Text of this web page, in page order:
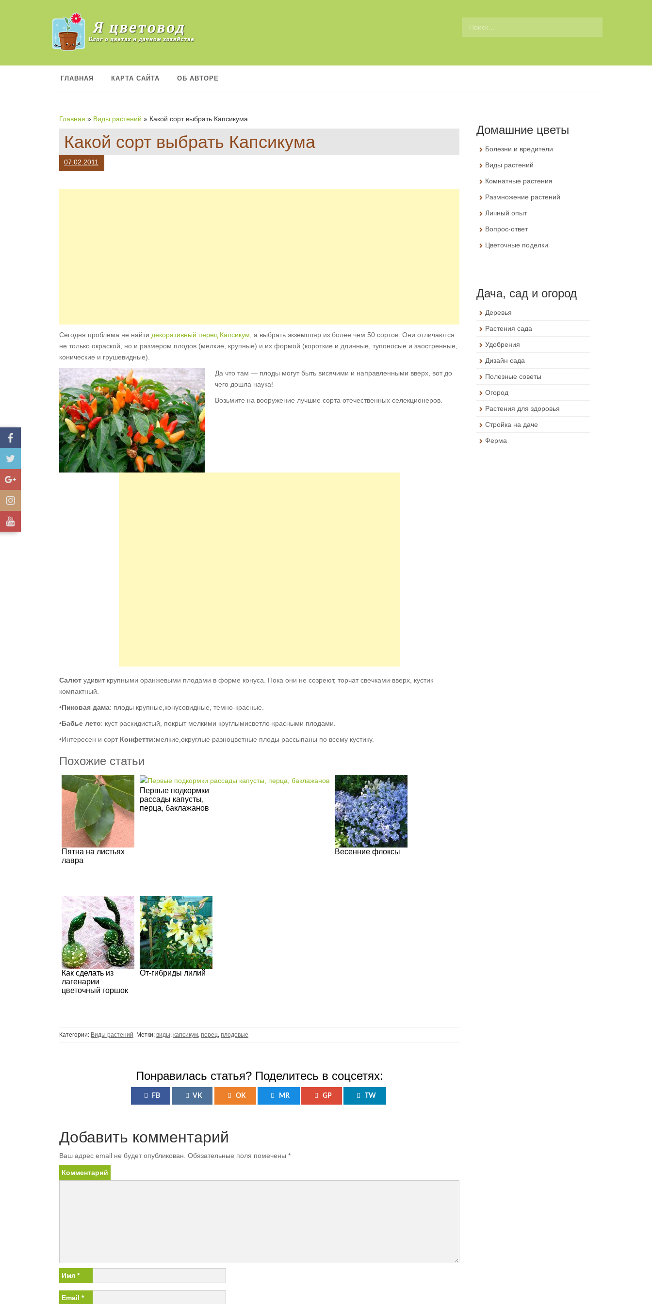
ГЛАВНАЯ КАРТА САЙТА ОБ АВТОРЕ
Главная » Виды растений » Какой сорт выбрать Капсикума
Какой сорт выбрать Капсикума
07.02.2011
Сегодня проблема не найти декоративный перец Капсикум , а выбрать экземпляр из более чем 50 сортов. Они отличаются
не только окраской, но и размером плодов (мелкие, крупные) и их формой (короткие и длинные, тупоносые и заостренные,
конические и грушевидные).
Да что там — плоды могут быть висячими и направленными вверх, вот до
чего дошла наука!
Возьмите на вооружение лучшие сорта отечественных селекционеров.
Салют удивит крупными оранжевыми плодами в форме конуса. Пока они не созреют, торчат свечками вверх, кустик
компактный.
•Пиковая дама: плоды крупные,конусовидные, темно-красные.
•Бабье лето: куст раскидистый, покрыт мелкими круглымисветло-красными плодами.
•Интересен и сорт Конфетти:мелкие,округлые разноцветные плоды рассыпаны по всему кустику.
Похожие статьи
Пятна на листьях
лавра
Первые подкормки
рассады капусты,
перца, баклажанов
Весенние флоксы
Как сделать из
лагенарии
цветочный горшок
От-гибриды лилий
Категории: Виды растений Метки: виды, капсикум, перец, плодовые
Понравилась статья? Поделитесь в соцсетях:
FB VK OK MR GP TW
Добавить комментарий
Ваш адрес email не будет опубликован. Обязательные поля помечены *
Комментарий
Имя *
Email *
Домашние цветы
Болезни и вредители
Виды растений
Комнатные растения
Размножение растений
Личный опыт
Вопрос-ответ
Цветочные поделки
Дача, сад и огород
Деревья
Растения сада
Удобрения
Дизайн сада
Полезные советы
Огород
Растения для здоровья
Стройка на даче
Ферма